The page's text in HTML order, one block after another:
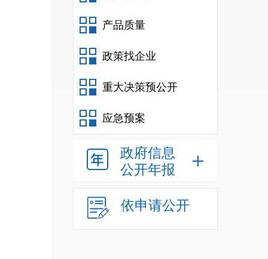
产品质量
政策找企业
重大决策预公开
应急预案
政府信息
公开年报
依申请公开